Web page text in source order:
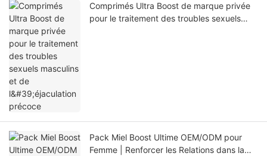
Comprimés Ultra Boost de marque privée
pour le traitement des troubles sexuels
Pack Miel Boost Ultime OEM/ODM pour
Femme | Renforcer les Relations dans la